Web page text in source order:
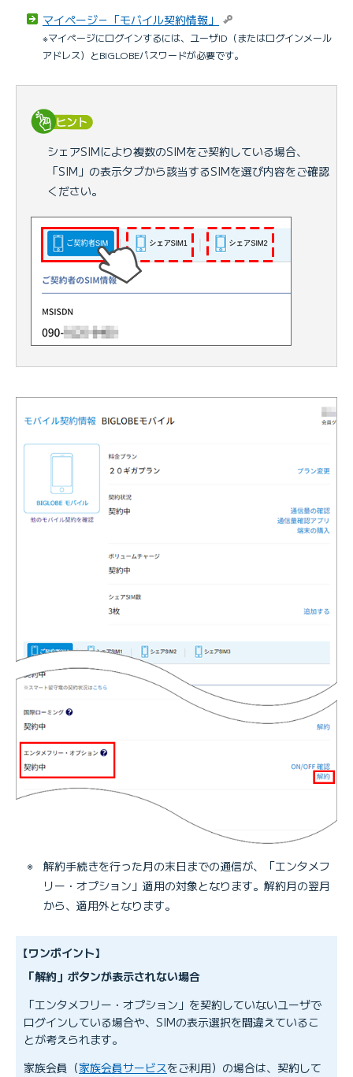
マイページ－「モバイル契約情報」
※マイページにログインするには、ユーザID（またはログインメール
アドレス）とBIGLOBEパスワードが必要です。
シェアSIMにより複数のSIMをご契約している場合、
「SIM」の表示タブから該当するSIMを選び内容をご確認
ください。
※
解約手続きを行った月の末日までの通信が、「エンタメフ
リー・オプション」適用の対象となります。解約月の翌月
から、適用外となります。
【ワンポイント】
「解約」ボタンが表示されない場合
「エンタメフリー・オプション」を契約していないユーザで
ログインしている場合や、SIMの表示選択を間違えているこ
とが考えられます。
家族会員（家族会員サービスをご利用）の場合は、契約して